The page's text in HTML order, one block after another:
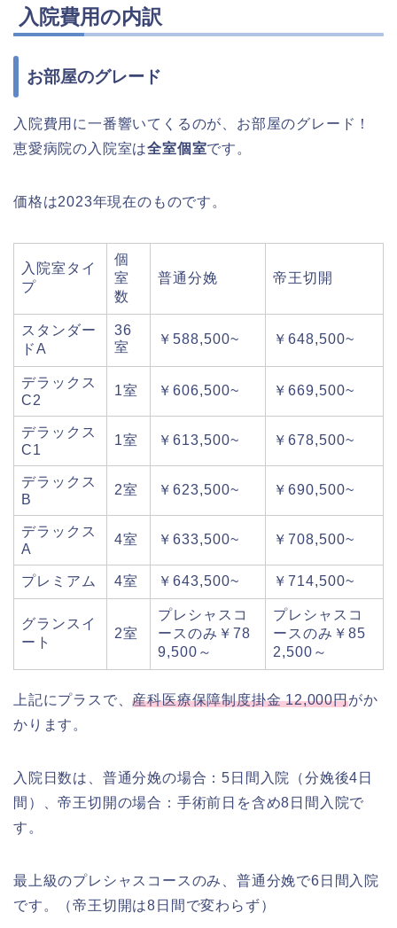
入院費用の内訳
お部屋のグレード
入院費用に一番響いてくるのが、お部屋のグレード！
恵愛病院の入院室は全室個室です。
価格は2023年現在のものです。
入院室タイ
プ
個
室
数
普通分娩 帝王切開
スタンダー
ドA
36
室
￥588,500~ ￥648,500~
デラックス
C2
1室 ￥606,500~ ￥669,500~
デラックス
C1
1室 ￥613,500~ ￥678,500~
デラックス
B
2室 ￥623,500~ ￥690,500~
デラックス
A
4室 ￥633,500~ ￥708,500~
プレミアム 4室 ￥643,500~ ￥714,500~
グランスイ
ート
2室
プレシャスコ
ースのみ￥78
9,500～
プレシャスコ
ースのみ￥85
2,500～
上記にプラスで、産科医療保障制度掛金 12,000円がか
かります。
入院日数は、普通分娩の場合：5日間入院（分娩後4日
間）、帝王切開の場合：手術前日を含め8日間入院で
す。
最上級のプレシャスコースのみ、普通分娩で6日間入院
です。（帝王切開は8日間で変わらず）